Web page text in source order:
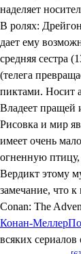
наделяет
В ролях:
дает ему
средняя сестра
(телега
пиктами. Носит
Владеет пращей
Рисовка и мир
имеет очень
огненную птицу,
Вердикт этому
замечание, что
Conan: The
Конан-Меллер
всяких